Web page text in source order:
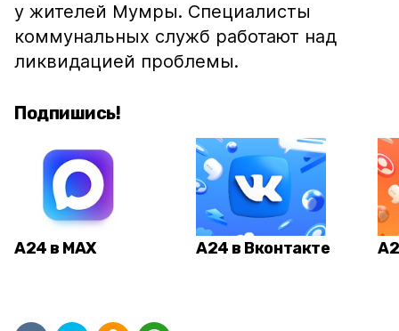
у жителей Мумры. Специалисты
коммунальных служб работают над
ликвидацией проблемы.
Подпишись!
А24 в MAX А24 в Вконтакте